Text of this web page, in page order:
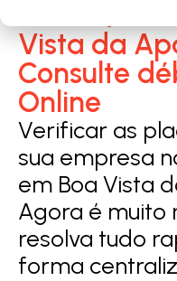
Vista da
Consulte
Online
Verificar as
sua empresa
em Boa Vista
Agora é muito
resolva tudo
forma